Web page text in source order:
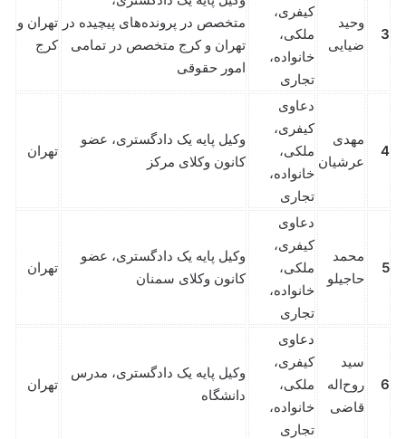
3
وحید
ضیایی
کیفری،
ملکی،
خانواده،
تجاری
متخصص در پرونده‌های پیچیده در
تهران و کرج متخصص در تمامی
امور حقوقی
تهران و
کرج
4
مهدی
عرشیان
دعاوی
کیفری،
ملکی،
خانواده،
تجاری
وکیل پایه یک دادگستری، عضو
کانون وکلای مرکز
تهران
5
محمد
حاجیلو
دعاوی
کیفری،
ملکی،
خانواده،
تجاری
وکیل پایه یک دادگستری، عضو
کانون وکلای سمنان
تهران
6
سید
روح‌اله
قاضی
دعاوی
کیفری،
ملکی،
خانواده،
تجاری
وکیل پایه یک دادگستری، مدرس
دانشگاه
تهران